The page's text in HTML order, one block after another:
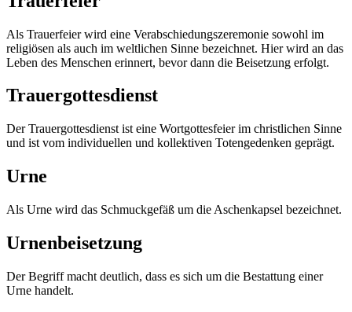
Als Trauerfeier wird eine Verabschiedungszeremonie sowohl im
religiösen als auch im weltlichen Sinne bezeichnet. Hier wird an das
Leben des Menschen erinnert, bevor dann die Beisetzung erfolgt.
Trauergottesdienst
Der Trauergottesdienst ist eine Wortgottesfeier im christlichen Sinne
und ist vom individuellen und kollektiven Totengedenken geprägt.
Urne
Als Urne wird das Schmuckgefäß um die Aschenkapsel bezeichnet.
Urnenbeisetzung
Der Begriff macht deutlich, dass es sich um die Bestattung einer
Urne handelt.